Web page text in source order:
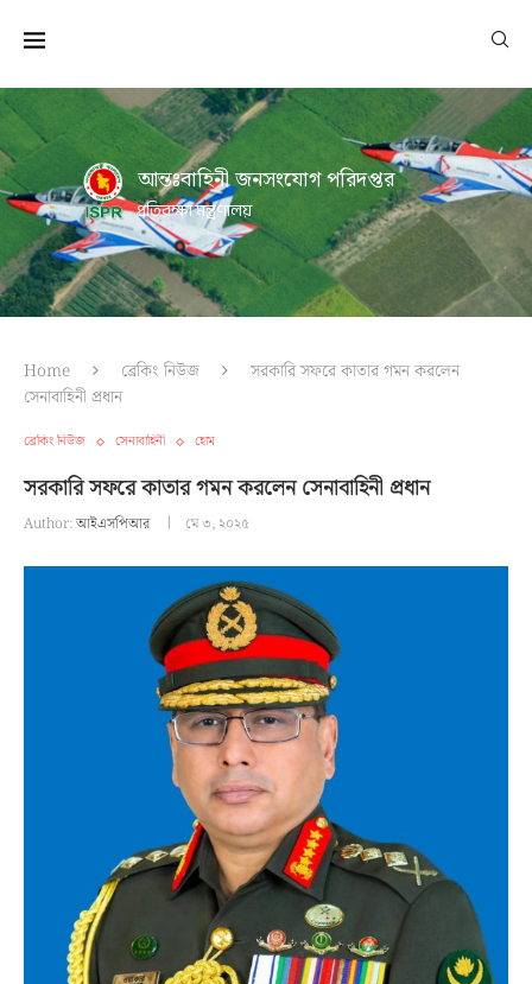
আন্তঃবাহিনী জনসংযোগ পরিদপ্তর
প্রতিরক্ষা মন্ত্রণালয়
Home ব্রেকিং নিউজ
সরকারি সফরে কাতার গমন করলেন
সেনাবাহিনী প্রধান
ব্রেকিং নিউজ সেনাবাহিনী হোম
সরকারি সফরে কাতার গমন করলেন সেনাবাহিনী প্রধান
Author:আইএসপিআর মে ৩, ২০২৫